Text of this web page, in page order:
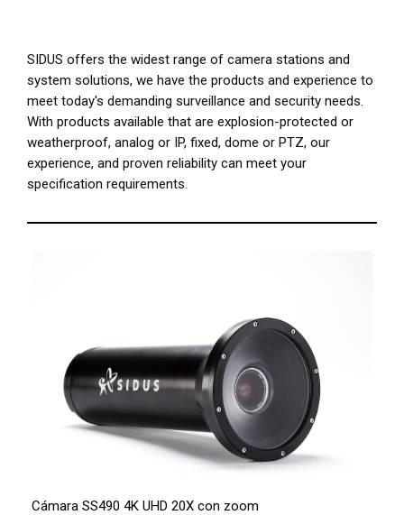
SIDUS offers the widest range of camera stations and
system solutions, we have the products and experience to
meet today's demanding surveillance and security needs.
With products available that are explosion-protected or
weatherproof, analog or IP, fixed, dome or PTZ, our
experience, and proven reliability can meet your
specification requirements.
Cámara SS490 4K UHD 20X con zoom